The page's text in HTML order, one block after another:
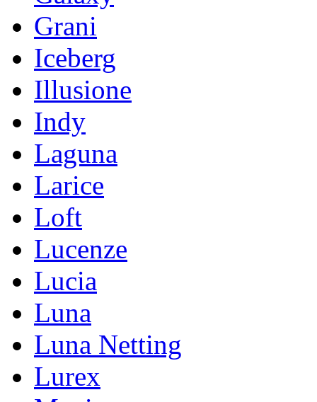
Grani
Iceberg
Illusione
Indy
Laguna
Larice
Loft
Lucenze
Lucia
Luna
Luna Netting
Lurex